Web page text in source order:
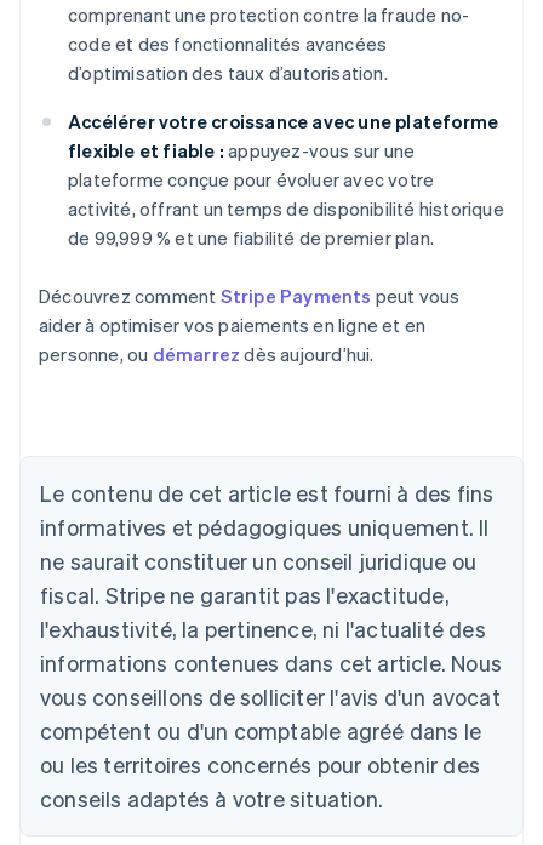
comprenant une protection contre la fraude no-
code et des fonctionnalités avancées
d’optimisation des taux d’autorisation.
Accélérer votre croissance avec une plateforme
flexible et fiable : appuyez-vous sur une
plateforme conçue pour évoluer avec votre
activité, offrant un temps de disponibilité historique
de 99,999 % et une fiabilité de premier plan.
Découvrez comment Stripe Payments peut vous
aider à optimiser vos paiements en ligne et en
personne, ou démarrez dès aujourd’hui.
Le contenu de cet article est fourni à des fins
informatives et pédagogiques uniquement. Il
ne saurait constituer un conseil juridique ou
fiscal. Stripe ne garantit pas l'exactitude,
l'exhaustivité, la pertinence, ni l'actualité des
informations contenues dans cet article. Nous
vous conseillons de solliciter l'avis d'un avocat
compétent ou d'un comptable agréé dans le
ou les territoires concernés pour obtenir des
conseils adaptés à votre situation.
Allemagne
Deutsch
Australie
English
Autriche
Belgique
NederlandsFrançaisDeutschEnglish
Brésil
PortuguêsEnglish
Bulgarie
English
English Français
Chine continentale